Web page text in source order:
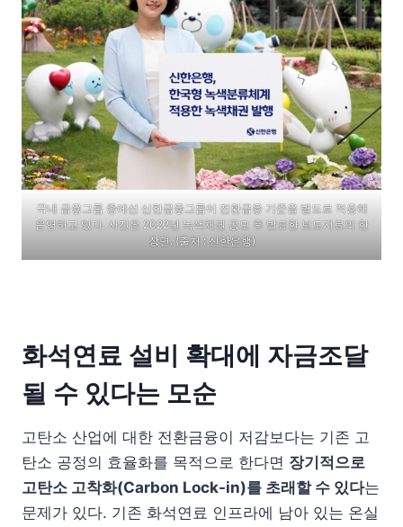
국내 금융그룹 중에선 신한금융그룹이 전환금융 기준을 별도로 적용해
운영하고 있다. 사진은 2022년 녹색채권 공모 후 발표한 보도자료의 한
장면. (출처 : 신한은행)
화석연료 설비 확대에 자금조달
될 수 있다는 모순
고탄소 산업에 대한 전환금융이 저감보다는 기존 고
탄소 공정의 효율화를 목적으로 한다면 장기적으로
고탄소 고착화(Carbon Lock-in)를 초래할 수 있다는
문제가 있다. 기존 화석연료 인프라에 남아 있는 온실